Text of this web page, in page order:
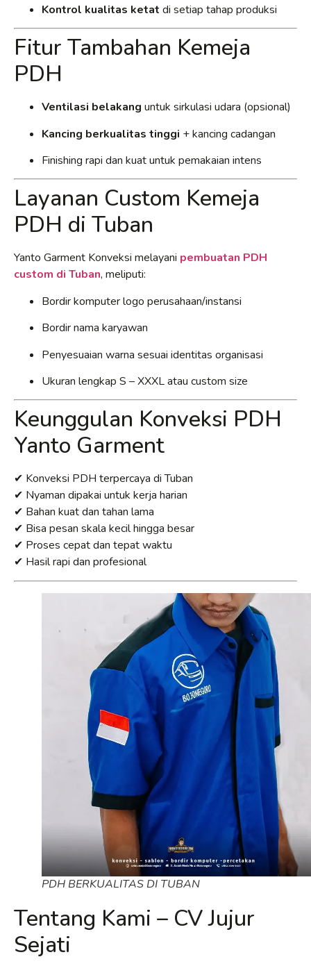
Kontrol kualitas ketat di setiap tahap produksi
Fitur Tambahan Kemeja
PDH
Ventilasi belakang untuk sirkulasi udara (opsional)
Kancing berkualitas tinggi + kancing cadangan
Finishing rapi dan kuat untuk pemakaian intens
Layanan Custom Kemeja
PDH di Tuban
Yanto Garment Konveksi melayani pembuatan PDH
custom di Tuban, meliputi:
Bordir komputer logo perusahaan/instansi
Bordir nama karyawan
Penyesuaian warna sesuai identitas organisasi
Ukuran lengkap S – XXXL atau custom size
Keunggulan Konveksi PDH
Yanto Garment
✔ Konveksi PDH terpercaya di Tuban
✔ Nyaman dipakai untuk kerja harian
✔ Bahan kuat dan tahan lama
✔ Bisa pesan skala kecil hingga besar
✔ Proses cepat dan tepat waktu
✔ Hasil rapi dan profesional
PDH BERKUALITAS DI TUBAN
Tentang Kami – CV Jujur
Sejati